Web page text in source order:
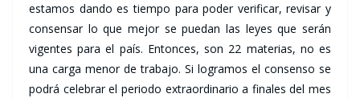
estamos dando es tiempo para poder verificar, revisar y
consensar lo que mejor se puedan las leyes que serán
vigentes para el país. Entonces, son 22 materias, no es
una carga menor de trabajo. Si logramos el consenso se
podrá celebrar el periodo extraordinario a finales del mes